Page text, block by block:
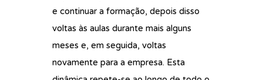
e continuar a formação, depois disso
voltas às aulas durante mais alguns
meses e, em seguida, voltas
novamente para a empresa. Esta